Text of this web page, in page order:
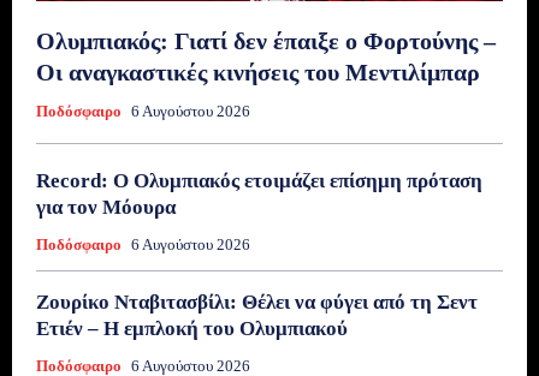
Ολυμπιακός: Γιατί δεν έπαιξε ο Φορτούνης –
Οι αναγκαστικές κινήσεις του Μεντιλίμπαρ
Ποδόσφαιρο 6 Αυγούστου 2026
Record: Ο Ολυμπιακός ετοιμάζει επίσημη πρόταση
για τον Μόουρα
Ποδόσφαιρο 6 Αυγούστου 2026
Ζουρίκο Νταβιτασβίλι: Θέλει να φύγει από τη Σεντ
Ετιέν – Η εμπλοκή του Ολυμπιακού
Ποδόσφαιρο 6 Αυγούστου 2026